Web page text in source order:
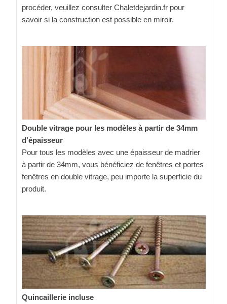
procéder, veuillez consulter Chaletdejardin.fr pour
savoir si la construction est possible en miroir.
Double vitrage pour les modèles à partir de 34mm
d'épaisseur
Pour tous les modèles avec une épaisseur de madrier
à partir de 34mm, vous bénéficiez de fenêtres et portes
fenêtres en double vitrage, peu importe la superficie du
produit.
Quincaillerie incluse